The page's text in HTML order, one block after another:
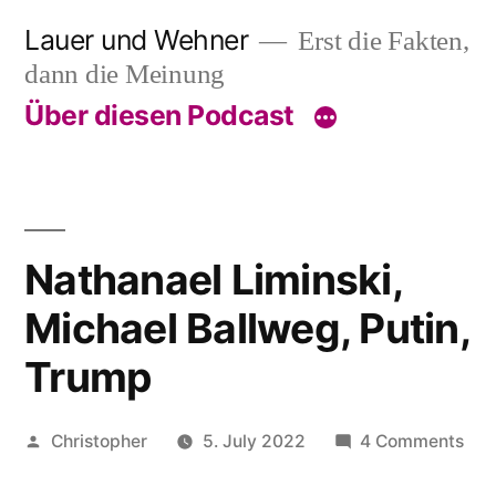
content
Lauer und Wehner
Erst die Fakten,
dann die Meinung
Über diesen Podcast
Nathanael Liminski,
Michael Ballweg, Putin,
Trump
Posted
Christopher 5. July 2022 4 Commentson